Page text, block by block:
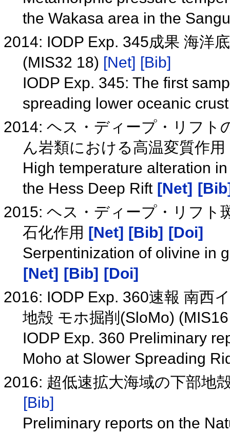
the Wakasa area in the
2014: IODP Exp. 345成果 海洋
(MIS32 18) [Net] [Bib]
IODP Exp. 345: The first
spreading lower oceanic
2014: ヘス・ディープ・リフト
ん岩類における高温変質作用
High temperature alteration
the Hess Deep Rift [Net]
2015: ヘス・ディープ・リフト
石化作用 [Net] [Bib] [Doi]
Serpentinization of olivine in
[Net] [Bib] [Doi]
2016: IODP Exp. 360速報 南西
地殻 モホ掘削(SloMo)
IODP Exp. 360 Preliminary
Moho at Slower Spreading
2016: 超低速拡大海域の下部地
[Bib]
Preliminary reports on the